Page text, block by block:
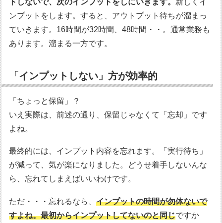
ンプットをします。すると、アウトプット待ちが溜まっ
ていきます。16時間が32時間、48時間・・。通常業務も
あります。溜まる一方です。
「インプットしない」方が効率的
「ちょっと保留」？
いえ実際は、前述の通り、保留じゃなくて「忘却」です
よね。
最終的には、インプット内容を忘れます。「実行待ち」
が減って、気が楽になりました。どうせ着手しないんな
ら、忘れてしまえばいいわけです。
ただ・・・忘れるなら、インプットの時間が勿体ないで
すよね。最初からインプットしてないのと同じですか